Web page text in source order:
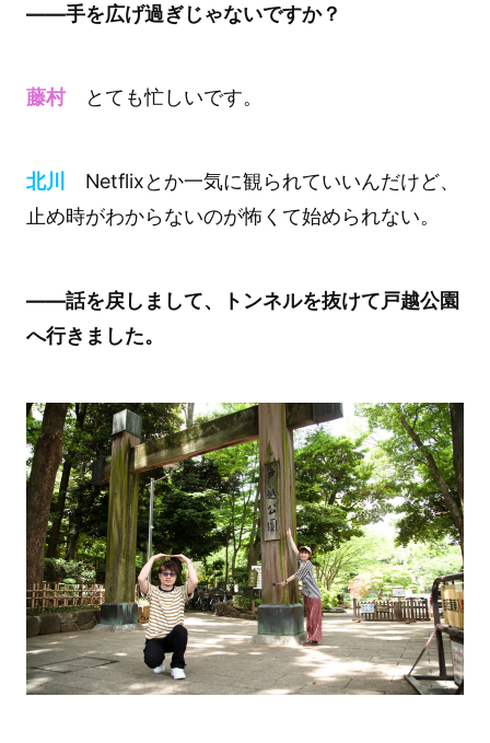
――手を広げ過ぎじゃないですか？
藤村とても忙しいです。
北川
Netflixとか一気に観られていいんだけど、
止め時がわからないのが怖くて始められない。
――話を戻しまして、トンネルを抜けて戸越公園
へ行きました。